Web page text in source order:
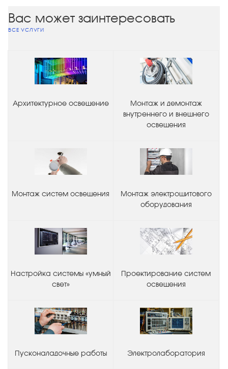
Вас может заинтересовать
ВСЕ УСЛУГИ
Архитектурное освещение
Монтаж и демонтаж
внутреннего и внешнего
освещения
Монтаж систем освещения
Монтаж электрощитового
оборудования
Настройка системы «умный
свет»
Проектирование систем
освещения
Пусконаладочные работы Электролаборатория